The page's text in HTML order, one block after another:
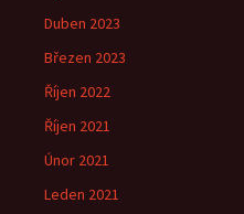
Duben 2023
Březen 2023
Říjen 2022
Říjen 2021
Únor 2021
Leden 2021